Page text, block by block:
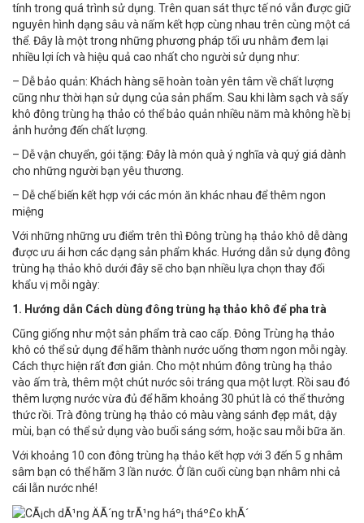
tính trong quá trình sử dụng. Trên quan sát thực tế nó vẫn được giữ
nguyên hình dạng sâu và nấm kết hợp cùng nhau trên cùng một cá
thể. Đây là một trong những phương pháp tối ưu nhằm đem lại
nhiều lợi ích và hiệu quả cao nhất cho người sử dụng như:
– Dễ bảo quản: Khách hàng sẽ hoàn toàn yên tâm về chất lượng
cũng như thời hạn sử dụng của sản phẩm. Sau khi làm sạch và sấy
khô đông trùng hạ thảo có thể bảo quản nhiều năm mà không hề bị
ảnh hưởng đến chất lượng.
– Dễ vận chuyển, gói tặng: Đây là món quà ý nghĩa và quý giá dành
cho những người bạn yêu thương.
– Dễ chế biến kết hợp với các món ăn khác nhau để thêm ngon
miệng
Với những những ưu điểm trên thì Đông trùng hạ thảo khô dễ dàng
được ưu ái hơn các dạng sản phẩm khác. Hướng dẫn sử dụng đông
trùng hạ thảo khô dưới đây sẽ cho bạn nhiều lựa chọn thay đổi
khẩu vị mỗi ngày:
1. Hướng dẫn Cách dùng đông trùng hạ thảo khô để pha trà
Cũng giống như một sản phẩm trà cao cấp. Đông Trùng hạ thảo
khô có thể sử dụng để hãm thành nước uống thơm ngon mỗi ngày.
Cách thực hiện rất đơn giản. Cho một nhúm đông trùng hạ thảo
vào ấm trà, thêm một chút nước sôi tráng qua một lượt. Rồi sau đó
thêm lượng nước vừa đủ để hãm khoảng 30 phút là có thể thưởng
thức rồi. Trà đông trùng hạ thảo có màu vàng sánh đẹp mắt, dậy
mùi, bạn có thể sử dụng vào buổi sáng sớm, hoặc sau mỗi bữa ăn.
Với khoảng 10 con đông trùng hạ thảo kết hợp với 3 đến 5 g nhâm
sâm bạn có thể hãm 3 lần nước. Ở lần cuối cùng bạn nhâm nhi cả
cái lẫn nước nhé!